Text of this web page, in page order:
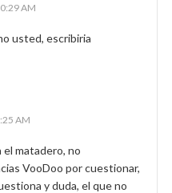
AM
usted, escribiria
AM
el matadero, no
VooDoo por cuestionar,
y duda, el que no